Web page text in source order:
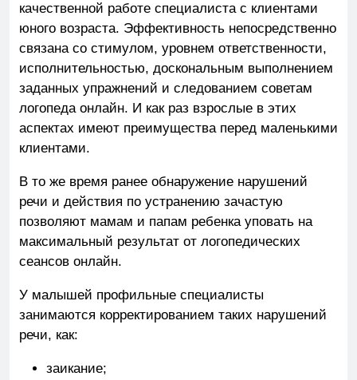
качественной работе специалиста с клиентами
юного возраста. Эффективность непосредственно
связана со стимулом, уровнем ответственности,
исполнительностью, доскональным выполнением
заданных упражнений и следованием советам
логопеда онлайн. И как раз взрослые в этих
аспектах имеют преимущества перед маленькими
клиентами.
В то же время ранее обнаружение нарушений
речи и действия по устранению зачастую
позволяют мамам и папам ребенка уповать на
максимальный результат от логопедических
сеансов онлайн.
У малышей профильные специалисты
занимаются корректированием таких нарушений
речи, как:
заикание;